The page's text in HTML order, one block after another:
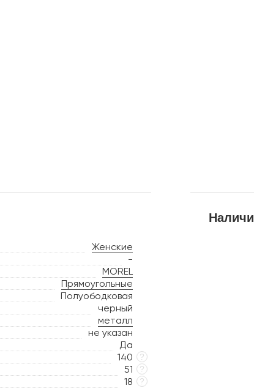
Женские
-
MOREL
Прямоугольные
Полуободковая
черный
металл
не указан
Да
140 ?
51 ?
18 ?